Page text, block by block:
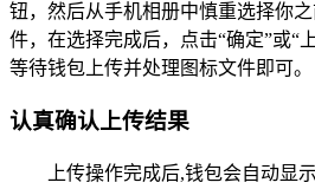
钮，然后从手机相册中慎重选择你
件，在选择完成后，点击“确定”或“
等待钱包上传并处理图标文件即可。
认真确认上传结果
上传操作完成后,钱包会自动显